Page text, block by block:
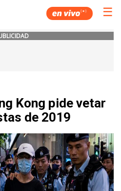
☰
Kong pide vetar
de 2019